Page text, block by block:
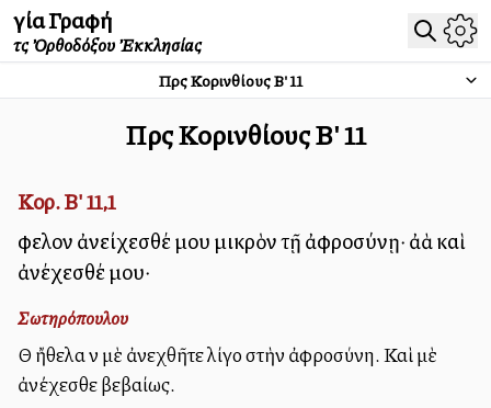
Ἁγία Γραφή
τῆς Ὀρθοδόξου Ἐκκλησίας
Πρὸς Κορινθίους Β'11
Πρὸς Κορινθίους Β'11
Κορ. Β' 11,1
Ὄφελον ἀνείχεσθέ μου μικρὸν τῇ ἀφροσύνῃ· ἀλλὰ καὶ
ἀνέχεσθέ μου·
Σωτηρόπουλου
Θὰ ἤθελα νὰ μὲ ἀνεχθῆτε λίγο στὴν ἀφροσύνη. Καὶ μὲ
ἀνέχεσθε βεβαίως.